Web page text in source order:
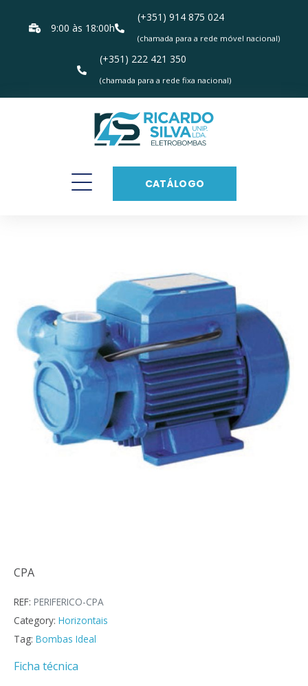
9:00 às 18:00h
(+351) 914 875 024
(chamada para a rede móvel nacional)
(+351) 222 421 350
(chamada para a rede fixa nacional)
CATÁLOGO
CPA
REF: PERIFERICO-CPA
Category: Horizontais
Tag: Bombas Ideal
Ficha técnica